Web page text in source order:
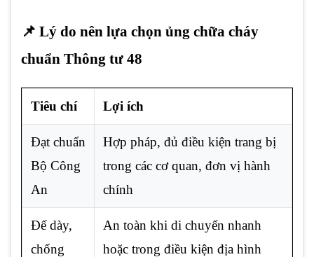
📌 Lý do nên lựa chọn ủng chữa cháy
chuẩn Thông tư 48
Tiêu chí Lợi ích
Đạt chuẩn
Bộ Công
An
Hợp pháp, đủ điều kiện trang bị
trong các cơ quan, đơn vị hành
chính
Đế dày,
chống
An toàn khi di chuyển nhanh
hoặc trong điều kiện địa hình